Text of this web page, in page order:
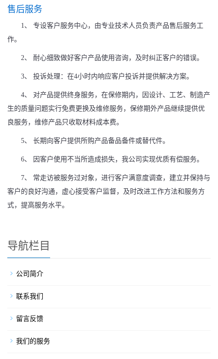
售后服务
1、 专设客户服务中心，由专业技术人员负责产品售后服务工
作。
2、 耐心细致做好客户产品使用咨询，及时纠正客户的错误。
3、 投诉处理：在4小时内响应客户投诉并提供解决方案。
4、 对产品提供终身服务，在保修期内，因设计、工艺、制造产
生的质量问题实行免费更换及维修服务，保修期外产品继续提供优
良服务，维修产品只收取材料成本费。
5、 长期向客户提供所购产品备品备件或替代件。
6、 因客户使用不当所造成损失，我公司实现优质有偿服务。
7、 常走访被服务过对象，进行客户满意度调查，建立并保持与
客户的良好沟通，虚心接受客户监督，及时改进工作方法和服务方
式，提高服务水平。
导航栏目
公司简介
联系我们
留言反馈
我们的服务